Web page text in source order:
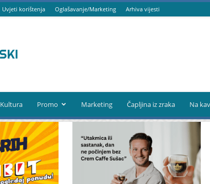
Uvjeti korištenja Oglašavanje/Marketing Arhiva vijesti
Kultura Promo Marketing Čapljina iz zraka Na